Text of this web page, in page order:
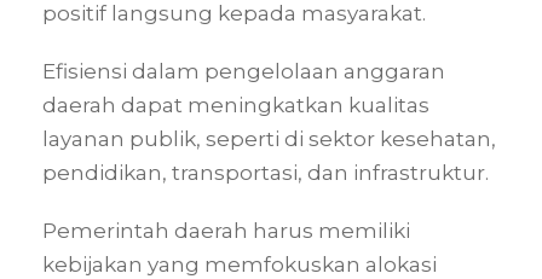
positif langsung kepada masyarakat.
Efisiensi dalam pengelolaan anggaran
daerah dapat meningkatkan kualitas
layanan publik, seperti di sektor kesehatan,
pendidikan, transportasi, dan infrastruktur.
Pemerintah daerah harus memiliki
kebijakan yang memfokuskan alokasi